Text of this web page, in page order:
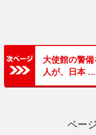
大使館の警
人が、日本 ...
ペー